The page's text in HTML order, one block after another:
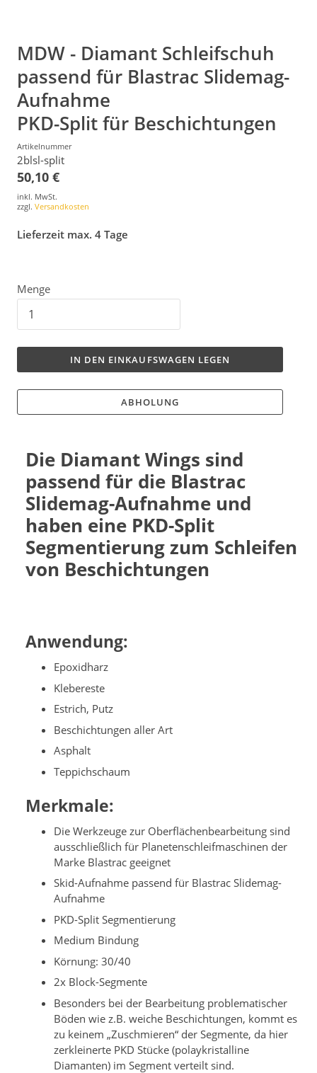
MDW - Diamant Schleifschuh
passend für Blastrac Slidemag-
Aufnahme
PKD-Split für Beschichtungen
Artikelnummer
2blsl-split
50,10 €
inkl. MwSt.
zzgl. Versandkosten
Lieferzeit max. 4 Tage
Menge
IN DEN EINKAUFSWAGEN LEGEN
ABHOLUNG
Die Diamant Wings sind
passend für die Blastrac
Slidemag-Aufnahme und
haben eine PKD-Split
Segmentierung zum Schleifen
von Beschichtungen
Anwendung:
Epoxidharz
Klebereste
Estrich, Putz
Beschichtungen aller Art
Asphalt
Teppichschaum
Merkmale:
Die Werkzeuge zur Oberflächenbearbeitung sind
ausschließlich für Planetenschleifmaschinen der
Marke Blastrac geeignet
Skid-Aufnahme passend für Blastrac Slidemag-
Aufnahme
PKD-Split Segmentierung
Medium Bindung
Körnung: 30/40
2x Block-Segmente
Besonders bei der Bearbeitung problematischer
Böden wie z.B. weiche Beschichtungen, kommt es
zu keinem „Zuschmieren“ der Segmente, da hier
zerkleinerte PKD Stücke (polaykristalline
Diamanten) im Segment verteilt sind.